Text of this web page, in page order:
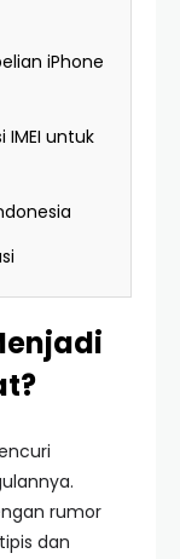
iPhone
IMEI untuk
rumor
dan